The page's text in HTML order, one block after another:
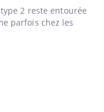
2 reste entourée
parfois chez les